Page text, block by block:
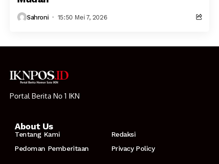
Sahroni 15:50 Mei 7, 2026
Portal Berita No 1 IKN
About Us
Tentang Kami
Redaksi
Pedoman Pemberitaan
Privacy Policy